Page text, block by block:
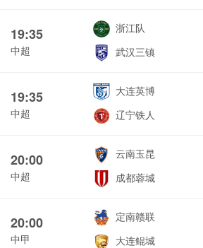
19:35
中超
浙江队
武汉三镇
19:35
中超
大连英博
辽宁铁人
20:00
中超
云南玉昆
成都蓉城
20:00
中甲
定南赣联
大连鲲城